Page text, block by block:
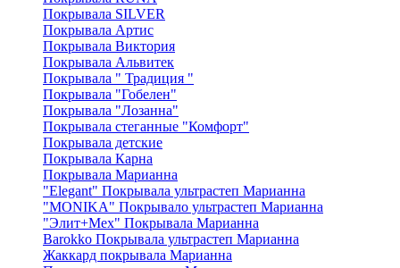
Покрывала SILVER
Покрывала Артис
Покрывала Виктория
Покрывала Альвитек
Покрывала " Традиция "
Покрывала "Гобелен"
Покрывала "Лозанна"
Покрывала стеганные "Комфорт"
Покрывала детские
Покрывала Карна
Покрывала Марианна
"Elegant" Покрывала ультрастеп Марианна
"MONIKA" Покрывало ультрастеп Марианна
"Элит+Мех" Покрывала Марианна
Barokko Покрывала ультрастеп Марианна
Жаккард покрывала Марианна